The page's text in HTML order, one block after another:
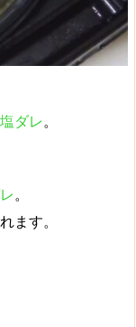
塩ダレ。
。
ます。